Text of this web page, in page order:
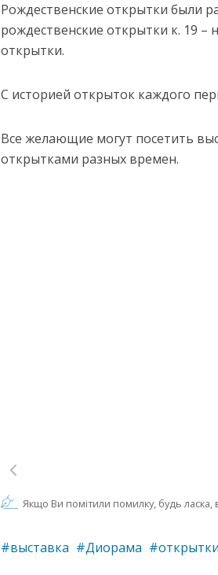
Рождественские открытки были
рождественские открытки к. 19 –
открытки.
С историей открыток каждого
Все желающие могут посетить
открытками разных времен.
Якщо Ви помітили помилку, будь ласка,
выставка Диорама открытки